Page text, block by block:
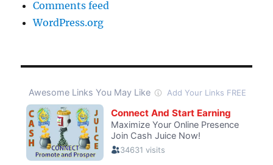
Comments feed
WordPress.org